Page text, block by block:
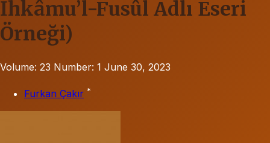
İhkâmu’l-Fusûl Adlı Eseri
Örneği)
Volume: 23 Number: 1 June 30, 2023
Furkan Çakır *